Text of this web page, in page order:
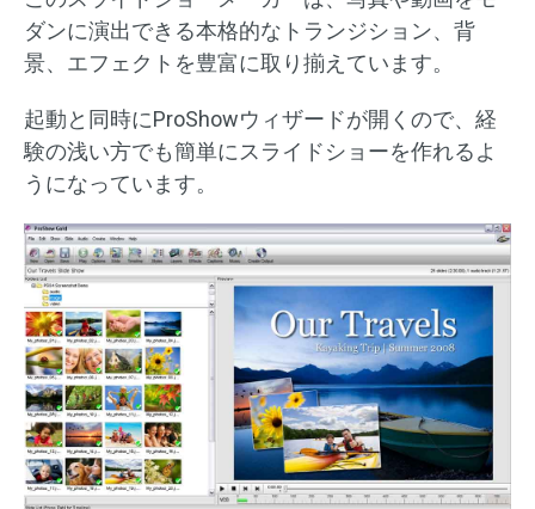
ダンに演出できる本格的なトランジション、背
景、エフェクトを豊富に取り揃えています。
起動と同時にProShowウィザードが開くので、経
験の浅い方でも簡単にスライドショーを作れるよ
うになっています。